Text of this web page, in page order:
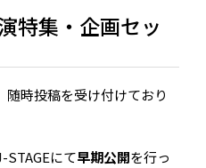
特集・企画セッ
時投稿を受け付けており
STAGEにて早期公開を行っ